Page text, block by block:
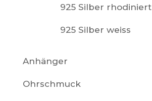
925 Silber rhodiniert
925 Silber weiss
Anhänger
Ohrschmuck